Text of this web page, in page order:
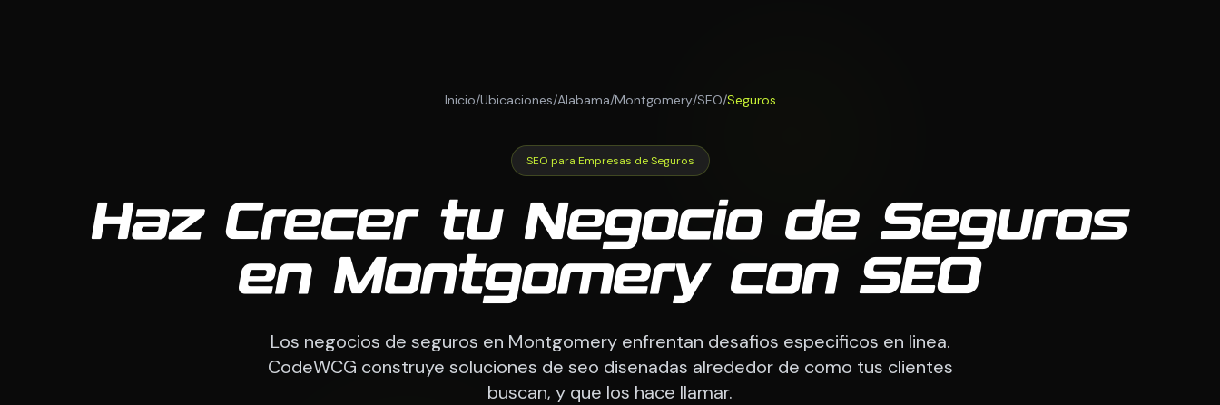
Inicio/Ubicaciones/Alabama/Montgomery/SEO/Seguros
SEO para Empresas de Seguros
Haz Crecer tu Negocio de Seguros
en Montgomery con SEO
Los negocios de seguros en Montgomery enfrentan desafios especificos en linea.
CodeWCG construye soluciones de seo disenadas alrededor de como tus clientes
buscan, y que los hace llamar.